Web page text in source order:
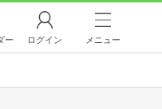
ー ログイン メニュー